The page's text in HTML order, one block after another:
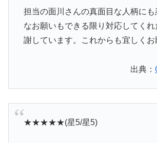
担当の面川さんの真面目な人柄に
なお願いもできる限り対応してく
謝しています。これからも宜しくお
出典：
★★★★★(星5/星5)